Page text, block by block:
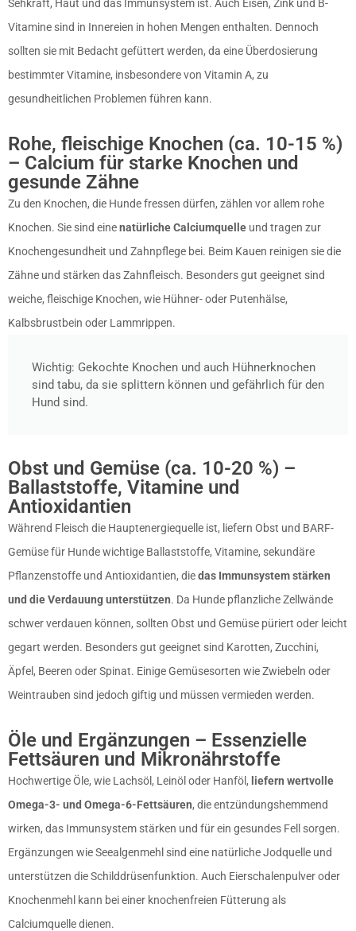
Sehkraft, Haut und das Immunsystem ist. Auch Eisen, Zink und B-
Vitamine sind in Innereien in hohen Mengen enthalten. Dennoch
sollten sie mit Bedacht gefüttert werden, da eine Überdosierung
bestimmter Vitamine, insbesondere von Vitamin A, zu
gesundheitlichen Problemen führen kann.
Rohe, fleischige Knochen (ca. 10-15 %)
– Calcium für starke Knochen und
gesunde Zähne
Zu den Knochen, die Hunde fressen dürfen, zählen vor allem rohe
Knochen. Sie sind einenatürliche Calciumquelle und tragen zur
Knochengesundheit und Zahnpflege bei. Beim Kauen reinigen sie die
Zähne und stärken das Zahnfleisch. Besonders gut geeignet sind
weiche, fleischige Knochen, wie Hühner- oder Putenhälse,
Kalbsbrustbein oder Lammrippen.
Wichtig: Gekochte Knochen und auch Hühnerknochen
sind tabu, da sie splittern können und gefährlich für den
Hund sind.
Obst und Gemüse (ca. 10-20 %) –
Ballaststoffe, Vitamine und
Antioxidantien
Während Fleisch die Hauptenergiequelle ist, liefern Obst und BARF-
Gemüse für Hundewichtige Ballaststoffe, Vitamine, sekundäre
Pflanzenstoffe und Antioxidantien, diedas Immunsystem stärken
und die Verdauung unterstützen. Da Hunde pflanzliche Zellwände
schwer verdauen können, sollten Obst und Gemüse püriert oder leicht
gegart werden. Besonders gut geeignet sind Karotten, Zucchini,
Äpfel, Beeren oder Spinat. Einige Gemüsesorten wie Zwiebeln oder
Weintrauben sind jedoch giftig und müssen vermieden werden.
Öle und Ergänzungen – Essenzielle
Fettsäuren und Mikronährstoffe
Hochwertige Öle, wie Lachsöl, Leinöl oder Hanföl, liefern wertvolle
Omega-3- und Omega-6-Fettsäuren, die entzündungshemmend
wirken, das Immunsystem stärken und für ein gesundes Fell sorgen.
Ergänzungen wie Seealgenmehl sind eine natürliche Jodquelle und
unterstützen die Schilddrüsenfunktion. Auch Eierschalenpulver oder
Knochenmehl kann bei einer knochenfreien Fütterung als
Calciumquelle dienen.